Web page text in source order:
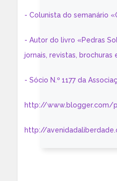
- Colunista do semanário
- Autor do livro «Pedras
jornais, revistas, brochuras
- Sócio N.º 1177 da
http://www.blogger.com/
http://